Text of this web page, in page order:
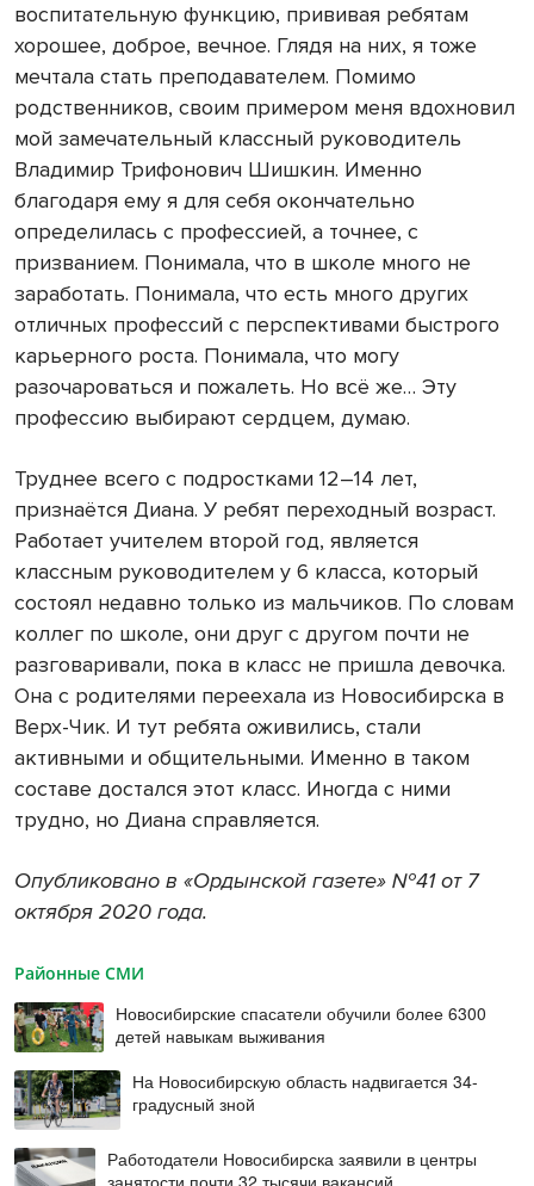
воспитательную функцию, прививая ребятам
хорошее, доброе, вечное. Глядя на них, я тоже
мечтала стать преподавателем. Помимо
родственников, своим примером меня вдохновил
мой замечательный классный руководитель
Владимир Трифонович Шишкин. Именно
благодаря ему я для себя окончательно
определилась с профессией, а точнее, с
призванием. Понимала, что в школе много не
заработать. Понимала, что есть много других
отличных профессий с перспективами быстрого
карьерного роста. Понимала, что могу
разочароваться и пожалеть. Но всё же… Эту
профессию выбирают сердцем, думаю.
Труднее всего с подростками 12–14 лет,
признаётся Диана. У ребят переходный возраст.
Работает учителем второй год, является
классным руководителем у 6 класса, который
состоял недавно только из мальчиков. По словам
коллег по школе, они друг с другом почти не
разговаривали, пока в класс не пришла девочка.
Она с родителями переехала из Новосибирска в
Верх-Чик. И тут ребята оживились, стали
активными и общительными. Именно в таком
составе достался этот класс. Иногда с ними
трудно, но Диана справляется.
Опубликовано в «Ордынской газете» №41 от 7
октября 2020 года.
Районные СМИ
Новосибирские спасатели обучили более 6300
детей навыкам выживания
На Новосибирскую область надвигается 34-
градусный зной
Работодатели Новосибирска заявили в центры